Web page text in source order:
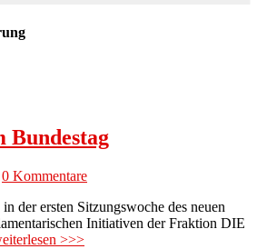
Bundestag
0 Kommentare
der ersten Sitzungswoche des neuen
Initiativen der Fraktion DIE
>>>